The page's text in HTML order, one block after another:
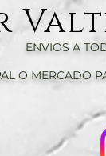
ENVIOS A
O MERCADO